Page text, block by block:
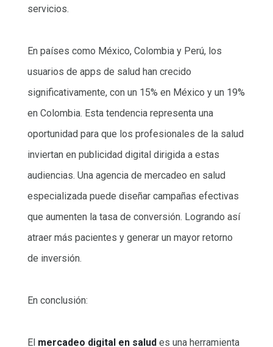
servicios.
En países como México, Colombia y Perú, los
usuarios de apps de salud han crecido
significativamente, con un 15% en México y un 19%
en Colombia. Esta tendencia representa una
oportunidad para que los profesionales de la salud
inviertan en publicidad digital dirigida a estas
audiencias. Una agencia de mercadeo en salud
especializada puede diseñar campañas efectivas
que aumenten la tasa de conversión. Logrando así
atraer más pacientes y generar un mayor retorno
de inversión.
En conclusión:
El mercadeo digital en salud es una herramienta